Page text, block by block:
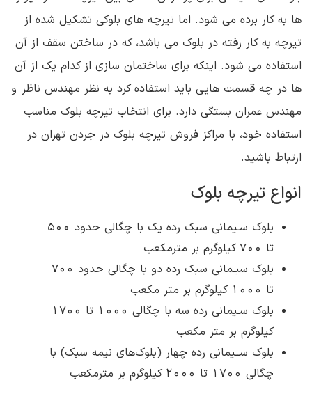
ها به کار برده می شود. اما تیرچه های بلوکی تشکیل شده از
تیرچه به کار رفته در بلوک می باشد، که در ساختن سقف از آن
استفاده می شود. اینکه برای ساختمان سازی از کدام یک از آن
ها در چه قسمت هایی باید استفاده کرد به نظر مهندس ناظر و
مهندس عمران بستگی دارد. برای انتخاب تیرچه بلوک مناسب
استفاده خود، با مراکز فروش تیرچه بلوک در جردن تهران در
ارتباط باشید.
انواع تیرچه بلوک
بلوک سـیمانی سبک رده یک با چگالی حدود 500
تا 700 کیلوگرم بر مترمکعب
بلوک سیـمانی سبک رده دو با چگالی حدود 700
تا 1000 کیلوگرم بر متر مکعب
بلوک سـیمانی رده سه با چگالی 1000 تا 1700
کیلوگرم بر متر مکعب
بلوک ســیمانی رده چهار (بلوک‌های نیمه سبک) با
چگالی 1700 تا 2000 کیلوگرم بر مترمکعب